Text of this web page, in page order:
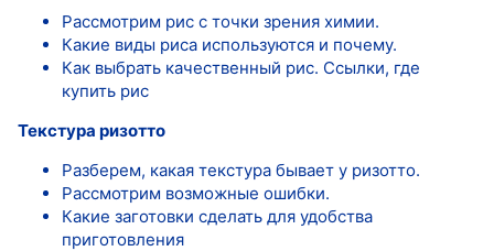
Рассмотрим рис с точки зрения химии.
Какие виды риса используются и почему.
Как выбрать качественный рис. Ссылки, где
купить рис
Текстура ризотто
Разберем, какая текстура бывает у ризотто.
Рассмотрим возможные ошибки.
Какие заготовки сделать для удобства
приготовления